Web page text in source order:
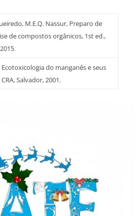
M.E.Q. Nassur, Preparo de
de compostos orgânicos, 1st ed.,
do manganês e seus
Salvador, 2001.